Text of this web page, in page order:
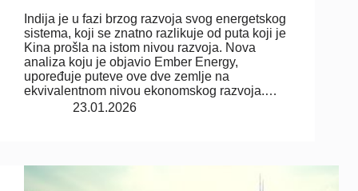
Indija je u fazi brzog razvoja svog energetskog
sistema, koji se znatno razlikuje od puta koji je
Kina prošla na istom nivou razvoja. Nova
analiza koju je objavio Ember Energy,
upoređuje puteve ove dve zemlje na
ekvivalentnom nivou ekonomskog razvoja.…
23.01.2026